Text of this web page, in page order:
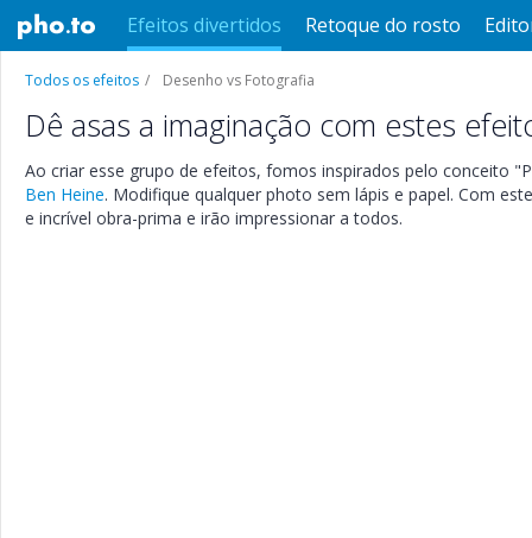
Efeitos divertidos Retoque do rosto
Todos os efeitos Desenho vs Fotografia
Dê asas a imaginação com estes
Ao criar esse grupo de efeitos, fomos inspirados pelo conceito
Ben Heine. Modifique qualquer photo sem lápis e papel. Com
e incrível obra-prima e irão impressionar a todos.